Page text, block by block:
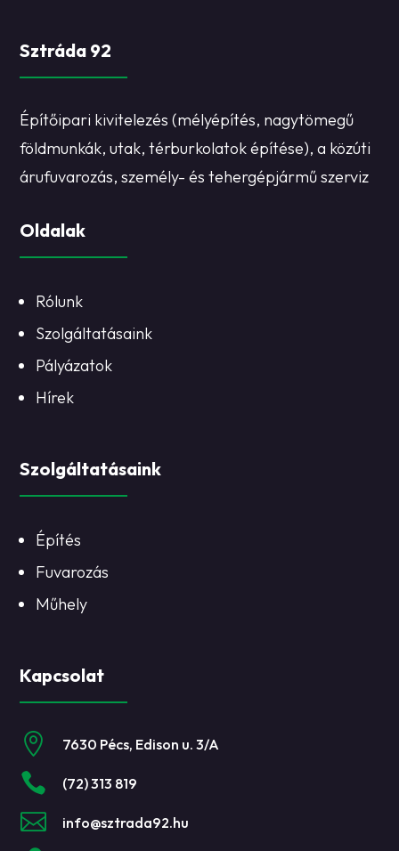
Sztráda 92
Építőipari kivitelezés (mélyépítés, nagytömegű
földmunkák, utak, térburkolatok építése), a közúti
árufuvarozás, személy- és tehergépjármű szerviz
Oldalak
Rólunk
Szolgáltatásaink
Pályázatok
Hírek
Szolgáltatásaink
Építés
Fuvarozás
Műhely
Kapcsolat
 7630 Pécs, Edison u. 3/A
 (72) 313 819
 info@sztrada92.hu